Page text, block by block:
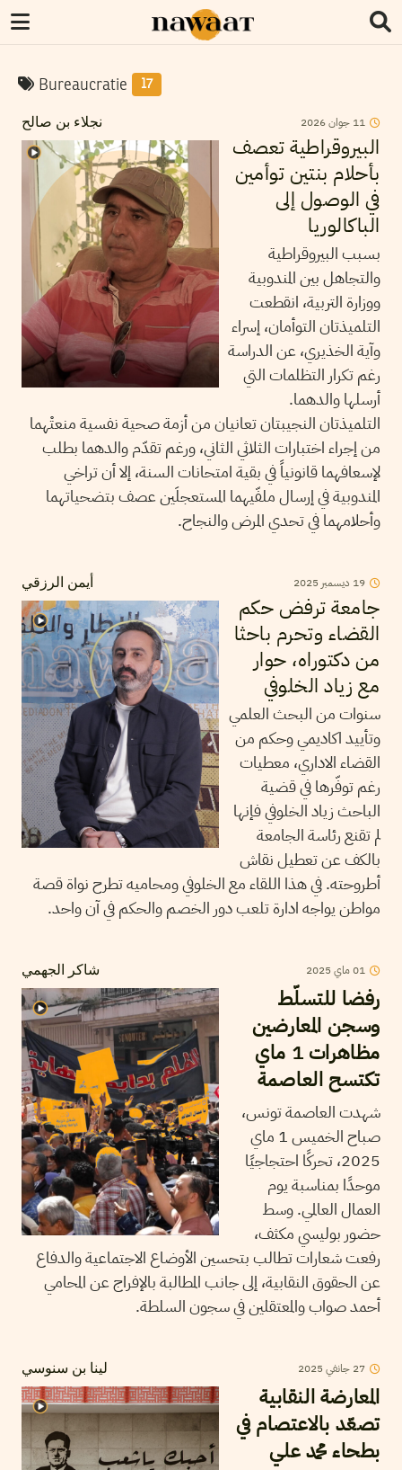
Bureaucratie 17
نجلاء بن صالح 11 جوان2026
البيروقراطية تعصف
بأحلام بنتين توأمين
في الوصول إلى
الباكالوريا
بسبب البيروقراطية
والتجاهل بين المندوبية
ووزارة التربية، انقطعت
التلميذتان التوأمان، إسراء
وآية الخذيري، عن الدراسة
رغم تكرار التظلمات التي
أرسلها والدهما.
التلميذتان النجيبتان تعانيان من أزمة صحية نفسية منعتْهما
من إجراء اختبارات الثلاثي الثاني، ورغم تقدّم والدهما بطلب
لإسعافهما قانونياً في بقية امتحانات السنة، إلا أن تراخي
المندوبية في إرسال ملفّيهما المستعجلَين عصف بتضحياتهما
وأحلامهما في تحدي المرض والنجاح.
أيمن الرزقي 19 ديسمبر 2025
جامعة ترفض حكم
القضاء وتحرم باحثا
من دكتوراه، حوار
مع زياد الخلوفي
سنوات من البحث العلمي
وتأييد اكاديمي وحكم من
القضاء الاداري، معطيات
رغم توفّرها في قضية
الباحث زياد الخلوفي فإنها
لم تقنع رئاسة الجامعة
بالكف عن تعطيل نقاش
أطروحته. في هذا اللقاء مع الخلوفي ومحاميه تطرح نواة قصة
مواطن يواجه ادارة تلعب دور الخصم والحكم في آن واحد.
شاكر الجهمي 01ماي 2025
رفضا للتسلّط
وسجن المعارضين
مظاهرات 1 ماي
تكتسح العاصمة
شهدت العاصمة تونس،
صباح الخميس 1 ماي
2025، تحركًا احتجاجيًا
موحدًا بمناسبة يوم
العمال العالمي. وسط
حضور بوليسي مكثف،
رفعت شعارات تطالب بتحسين الأوضاع الاجتماعية والدفاع
عن الحقوق النقابية، إلى جانب المطالبة بالإفراج عن المحامي
أحمد صواب والمعتقلين في سجون السلطة.
لينا بن سنوسي 27 جانفي 2025
المعارضة النقابية
تصعّد بالاعتصام في
بطحاء محمد علي